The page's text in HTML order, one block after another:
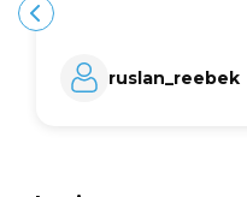
ruslan_reebek